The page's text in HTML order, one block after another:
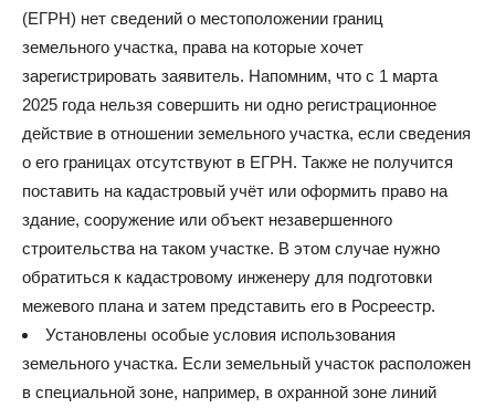
(ЕГРН) нет сведений о местоположении границ
земельного участка, права на которые хочет
зарегистрировать заявитель. Напомним, что с 1 марта
2025 года нельзя совершить ни одно регистрационное
действие в отношении земельного участка, если сведения
о его границах отсутствуют в ЕГРН. Также не получится
поставить на кадастровый учёт или оформить право на
здание, сооружение или объект незавершенного
строительства на таком участке. В этом случае нужно
обратиться к кадастровому инженеру для подготовки
межевого плана и затем представить его в Росреестр.
Установлены особые условия использования
земельного участка. Если земельный участок расположен
в специальной зоне, например, в охранной зоне линий